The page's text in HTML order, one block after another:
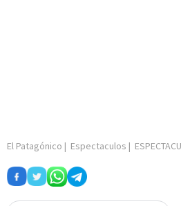
El Patagónico | Espectaculos |